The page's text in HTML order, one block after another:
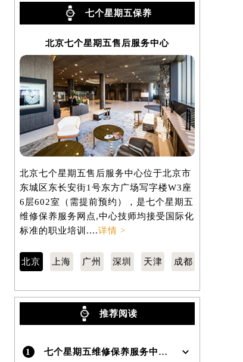
七个星期五保养
北京七个星期五售后服务中心
北京七个星期五售后服务中心位于北京市
东城区东长安街1号东方广场写字楼W3座
6层602室（需提前预约），是七个星期五
维修保养服务网点,中心技师均接受国际化
标准的职业培训....详情 >
北京 上海 广州 深圳 天津 成都
推荐阅读
1 七个星期五维修保养服务中心介绍 | Sevenfriday